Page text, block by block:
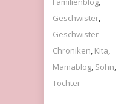
Geschwister
Geschwister-
Chroniken Kita
Mamablog Sohn
Töchter